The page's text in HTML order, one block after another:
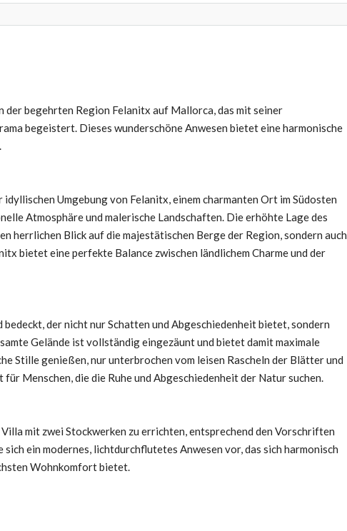
der begehrten Region Felanitx auf Mallorca, das mit seiner
begeistert. Dieses wunderschöne Anwesen bietet eine harmonische
Umgebung von Felanitx, einem charmanten Ort im Südosten
Atmosphäre und malerische Landschaften. Die erhöhte Lage des
herrlichen Blick auf die majestätischen Berge der Region, sondern auch
bietet eine perfekte Balance zwischen ländlichem Charme und der
der nicht nur Schatten und Abgeschiedenheit bietet, sondern
Gelände ist vollständig eingezäunt und bietet damit maximale
Stille genießen, nur unterbrochen vom leisen Rascheln der Blätter und
Menschen, die die Ruhe und Abgeschiedenheit der Natur suchen.
mit zwei Stockwerken zu errichten, entsprechend den Vorschriften
ein modernes, lichtdurchflutetes Anwesen vor, das sich harmonisch
Wohnkomfort bietet.